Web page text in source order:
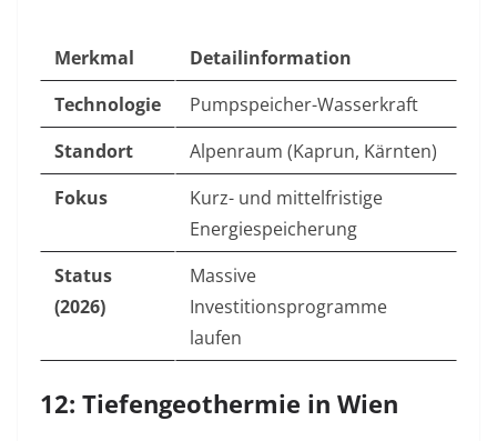
Merkmal
Detailinformation
Technologie
Pumpspeicher-Wasserkraft
Standort
Alpenraum (Kaprun, Kärnten)
Fokus
Kurz- und mittelfristige
Energiespeicherung
Status
(2026)
Massive
Investitionsprogramme
laufen
12: Tiefengeothermie in Wien